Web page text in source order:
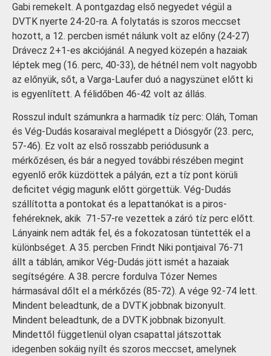
Gabi remekelt. A pontgazdag első negyedet végül a
DVTK nyerte 24-20-ra. A folytatás is szoros meccset
hozott, a 12. percben ismét nálunk volt az előny (24-27)
Drávecz 2+1-es akciójánál. A negyed közepén a hazaiak
léptek meg (16. perc, 40-33), de hétnél nem volt nagyobb
az előnyük, sőt, a Varga-Laufer duó a nagyszünet előtt ki
is egyenlített. A félidőben 46-42 volt az állás.
Rosszul indult számunkra a harmadik tíz perc: Oláh, Toman
és Vég-Dudás kosaraival meglépett a Diósgyőr (23. perc,
57-46). Ez volt az első rosszabb periódusunk a
mérkőzésen, és bár a negyed további részében megint
egyenlő erők küzdöttek a pályán, ezt a tíz pont körüli
deficitet végig magunk előtt görgettük. Vég-Dudás
szállította a pontokat és a lepattanókat is a piros-
fehéreknek, akik 71-57-re vezettek a záró tíz perc előtt.
Lányaink nem adták fel, és a fokozatosan tüntették el a
különbséget. A 35. percben Frindt Niki pontjaival 76-71
állt a táblán, amikor Vég-Dudás jött ismét a hazaiak
segítségére. A 38. percre fordulva Tózer Nemes
hármasával dőlt el a mérkőzés (85-72). A vége 92-74 lett.
Mindent beleadtunk, de a DVTK jobbnak bizonyult.
Mindent beleadtunk, de a DVTK jobbnak bizonyult.
Mindettől függetlenül olyan csapattal játszottak
idegenben sokáig nyílt és szoros meccset, amelynek